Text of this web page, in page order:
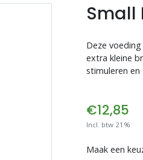
hond hypoallergeen
Small
Deze
extra kleine
stimuleren en
€12,85
Incl. btw 21%
Maak een